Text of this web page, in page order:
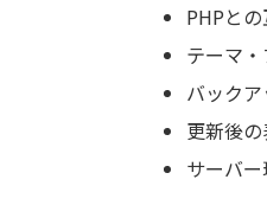
PHPと
テーマ
バック
更新後
サーバ